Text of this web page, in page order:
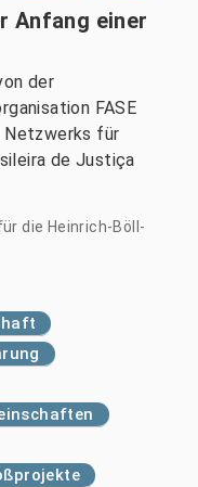
Anfang einer
der
FASE
Netzwerks für
de Justiça
die Heinrich-Böll-